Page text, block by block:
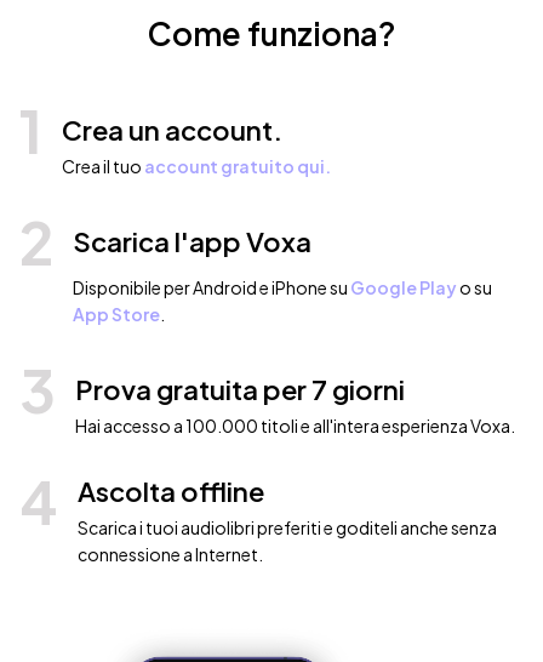
Come funziona?
1 Crea un account.
Crea il tuo account gratuito qui.
2 Scarica l'app Voxa
Disponibile per Android e iPhone su Google Playo su
App Store
3 Prova gratuita per 7 giorni
Hai accesso a 100.000 titoli e all'intera esperienza Voxa.
4 Ascolta offline
Scarica i tuoi audiolibri preferiti e goditeli anche senza
connessione a Internet.